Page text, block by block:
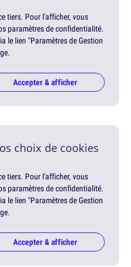
tiers. Pour l'afficher, vous
paramètres de confidentialité.
le lien "Paramètres de Gestion
Accepter & afficher
choix de cookies
tiers. Pour l'afficher, vous
paramètres de confidentialité.
le lien "Paramètres de Gestion
Accepter & afficher